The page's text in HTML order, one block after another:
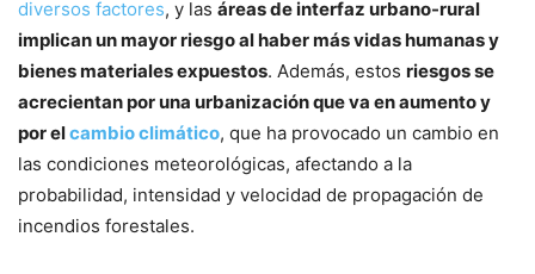
diversos factores, y las áreas de interfaz urbano-rural
implican un mayor riesgo al haber más vidas humanas y
bienes materiales expuestos. Además, estos riesgos se
acrecientan por una urbanización que va en aumento y
por elcambio climático, que ha provocado un cambio en
las condiciones meteorológicas, afectando a la
probabilidad, intensidad y velocidad de propagación de
incendios forestales.